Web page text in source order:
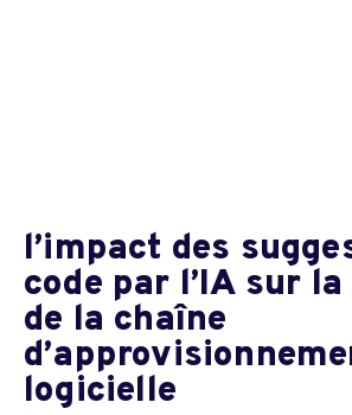
l’impact des
code par l’IA sur
de la chaîne
logicielle